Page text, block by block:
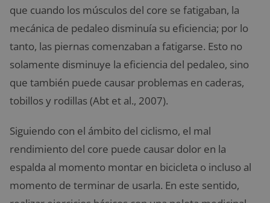
que cuando los músculos del core se fatigaban, la
mecánica de pedaleo disminuía su eficiencia; por lo
tanto, las piernas comenzaban a fatigarse. Esto no
solamente disminuye la eficiencia del pedaleo, sino
que también puede causar problemas en caderas,
tobillos y rodillas (Abt et al., 2007).
Siguiendo con el ámbito del ciclismo, el mal
rendimiento del core puede causar dolor en la
espalda al momento montar en bicicleta o incluso al
momento de terminar de usarla. En este sentido,